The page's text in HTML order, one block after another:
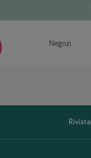
Negozi
Rivista